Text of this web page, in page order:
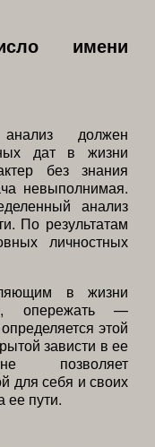
имени
должен
дат в жизни
без знания
невыполнимая.
анализ
По результатам
личностных
в жизни
опережать —
этой
зависти в ее
позволяет
для себя и своих
ее пути.